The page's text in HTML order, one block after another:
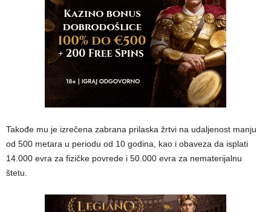
Takođe mu je izrečena zabrana prilaska žrtvi na udaljenost manju
od 500 metara u periodu od 10 godina, kao i obaveza da isplati
14.000 evra za fizičke povrede i 50.000 evra za nematerijalnu
štetu.